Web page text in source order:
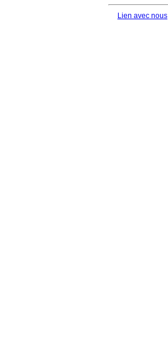
Lien avec nous